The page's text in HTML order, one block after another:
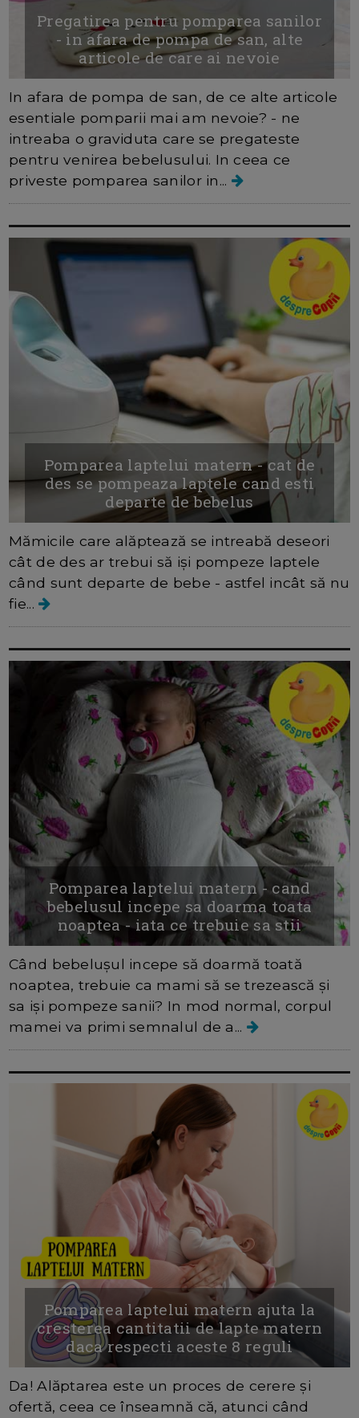
Pregatirea pentru pomparea sanilor
- in afara de pompa de san, alte
articole de care ai nevoie
In afara de pompa de san, de ce alte articole
esentiale pomparii mai am nevoie? - ne
intreaba o graviduta care se pregateste
pentru venirea bebelusului. In ceea ce
priveste pomparea sanilor in...
Pomparea laptelui matern - cat de
des se pompeaza laptele cand esti
departe de bebelus
Mămicile care alăptează se intreabă deseori
cât de des ar trebui să iși pompeze laptele
când sunt departe de bebe - astfel incât să nu
fie...
Pomparea laptelui matern - cand
bebelusul incepe sa doarma toata
noaptea - iata ce trebuie sa stii
Când bebelușul incepe să doarmă toată
noaptea, trebuie ca mami să se trezească și
sa iși pompeze sanii? In mod normal, corpul
mamei va primi semnalul de a...
Pomparea laptelui matern ajuta la
cresterea cantitatii de lapte matern
daca respecti aceste 8 reguli
Da! Alăptarea este un proces de cerere și
ofertă, ceea ce înseamnă că, atunci când